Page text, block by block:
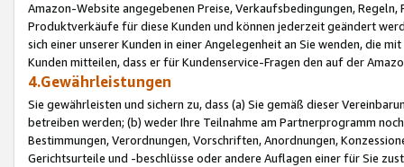
Amazon-Website angegebenen Preise, Verkaufsbedingungen,
Produktverkäufe für diese Kunden und können jederzeit geändert
sich einer unserer Kunden in einer Angelegenheit an Sie wenden, die
Kunden mitteilen, dass er für Kundenservice-Fragen den auf der
4.Gewährleistungen
Sie gewährleisten und sichern zu, dass (a) Sie gemäß dieser
betreiben werden; (b) weder Ihre Teilnahme am Partnerprogramm
Bestimmungen, Verordnungen, Vorschriften, Anordnungen,
Gerichtsurteile und -beschlüsse oder andere Auflagen einer für Sie